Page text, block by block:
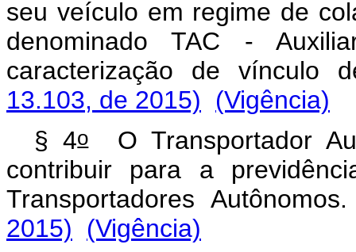
seu veículo em regime de
denominado TAC -
caracterização de vínculo
13.103, de 2015)
(Vigência)
§ 4oO Transportador
contribuir para a
Transportadores
2015)
(Vigência)